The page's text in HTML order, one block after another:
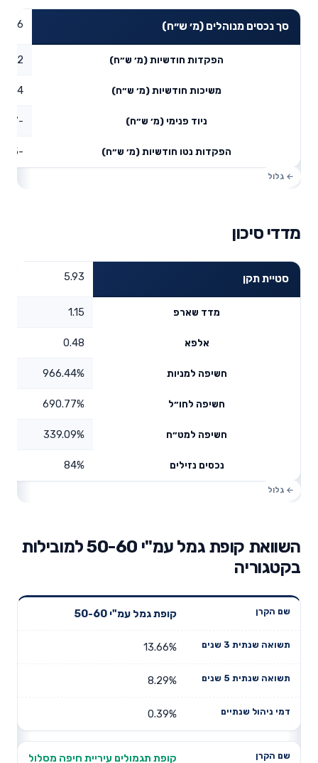
סך נכסים מנוהלים (מ׳ ש״ח)
הפקדות חודשיות (מ׳ ש״ח) 2.72
משיכות חודשיות (מ׳ ש״ח) 3.4
ניוד פנימי (מ׳ ש״ח) -5.67
הפקדות נטו חודשיות (מ׳ ש״ח) -6.35
מדדי סיכון
סטיית תקן 5.93
מדד שארפ 1.15
אלפא 0.48
חשיפה למניות 966.44%
חשיפה לחו״ל 690.77%
חשיפה למט״ח 339.09%
נכסים נזילים 84%
השוואת קופת גמל עמ"י 50-60 למובילות
בקטגוריה
שנים
תשואה
קופת גמל עמ"י 50-60
13.66%
8.29%
0.39%
קופת תגמולים עיריית חיפה מסלול